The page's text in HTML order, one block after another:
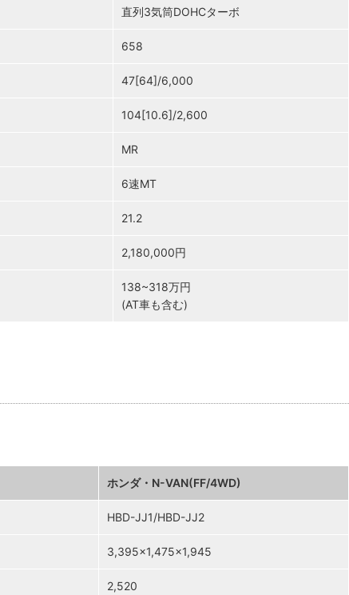
直列3気筒DOHCターボ
658
47[64]/6,000
104[10.6]/2,600
MR
6速MT
21.2
2,180,000円
138~318万円
(AT車も含む)
ホンダ・N-VAN(FF/4WD)
HBD-JJ1/HBD-JJ2
3,395×1,475×1,945
2,520